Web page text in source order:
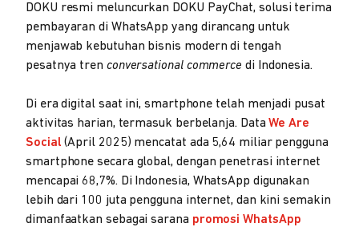
DOKU resmi meluncurkan DOKU PayChat, solusi terima
pembayaran di WhatsApp yang dirancang untuk
menjawab kebutuhan bisnis modern di tengah
pesatnya tren conversational commerce di Indonesia.
Di era digital saat ini, smartphone telah menjadi pusat
aktivitas harian, termasuk berbelanja. DataWe Are
Social (April 2025) mencatat ada 5,64 miliar pengguna
smartphone secara global, dengan penetrasi internet
mencapai 68,7%. Di Indonesia, WhatsApp digunakan
lebih dari 100 juta pengguna internet, dan kini semakin
dimanfaatkan sebagai sarana promosi WhatsApp